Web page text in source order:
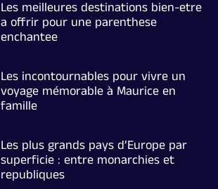
Les meilleures destinations bien-etre
a offrir pour une parenthese
enchantee
Les incontournables pour vivre un
voyage mémorable à Maurice en
famille
Les plus grands pays d’Europe par
superficie : entre monarchies et
republiques